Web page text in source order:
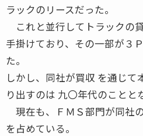
ラックのリースだった。
これと並行してトラックの
手掛けており、その一部が３
た。
しかし、同社が買収 を通じ
り出すのは 九〇年代のことと
現在も、ＦＭＳ部門が同社
を占めている。